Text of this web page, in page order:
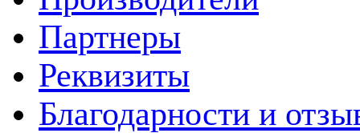
Партнеры
Реквизиты
Благодарности и